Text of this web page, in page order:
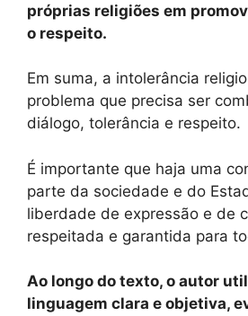
próprias religiões em
o respeito.
Em suma, a intolerância
problema que precisa ser
diálogo, tolerância e respeito.
É importante que haja uma
parte da sociedade e do
liberdade de expressão e de
respeitada e garantida para
Ao longo do texto, o autor
linguagem clara e objetiva,